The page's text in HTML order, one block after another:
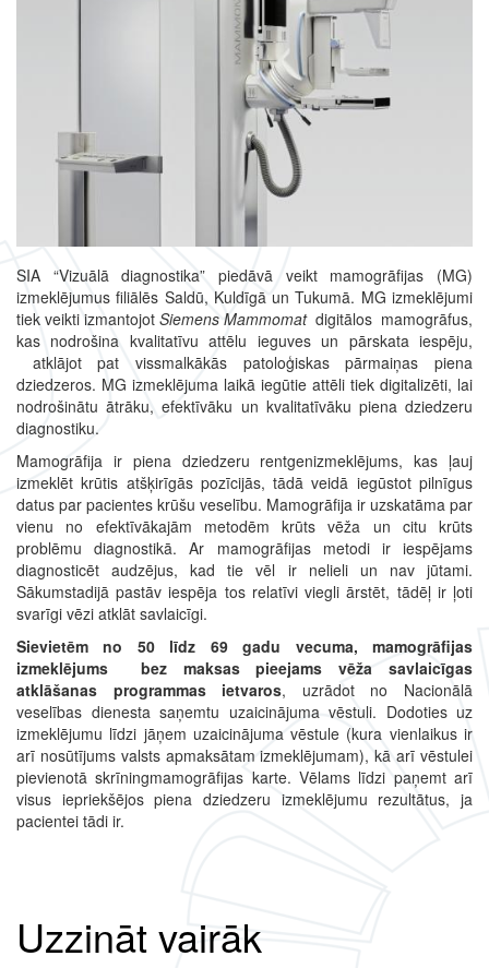
SIA “Vizuālā diagnostika” piedāvā veikt mamogrāfijas (MG)
izmeklējumus filiālēs Saldū, Kuldīgā un Tukumā. MG izmeklējumi
tiek veikti izmantojot Siemens Mammomatdigitālos mamogrāfus,
kas nodrošina kvalitatīvu attēlu ieguves un pārskata iespēju,
atklājot pat vissmalkākās patoloģiskas pārmaiņas piena
dziedzeros. MG izmeklējuma laikā iegūtie attēli tiek digitalizēti, lai
nodrošinātu ātrāku, efektīvāku un kvalitatīvāku piena dziedzeru
diagnostiku.
Mamogrāfija ir piena dziedzeru rentgenizmeklējums, kas ļauj
izmeklēt krūtis atšķirīgās pozīcijās, tādā veidā iegūstot pilnīgus
datus par pacientes krūšu veselību. Mamogrāfija ir uzskatāma par
vienu no efektīvākajām metodēm krūts vēža un citu krūts
problēmu diagnostikā. Ar mamogrāfijas metodi ir iespējams
diagnosticēt audzējus, kad tie vēl ir nelieli un nav jūtami.
Sākumstadijā pastāv iespēja tos relatīvi viegli ārstēt, tādēļ ir ļoti
svarīgi vēzi atklāt savlaicīgi.
Sievietēm no 50 līdz 69 gadu vecuma, mamogrāfijas
izmeklējums bez maksas pieejams vēža savlaicīgas
atklāšanas programmas ietvaros, uzrādot no Nacionālā
veselības dienesta saņemtu uzaicinājuma vēstuli. Dodoties uz
izmeklējumu līdzi jāņem uzaicinājuma vēstule (kura vienlaikus ir
arī nosūtījums valsts apmaksātam izmeklējumam), kā arī vēstulei
pievienotā skrīningmamogrāfijas karte. Vēlams līdzi paņemt arī
visus iepriekšējos piena dziedzeru izmeklējumu rezultātus, ja
pacientei tādi ir.
Uzzināt vairāk